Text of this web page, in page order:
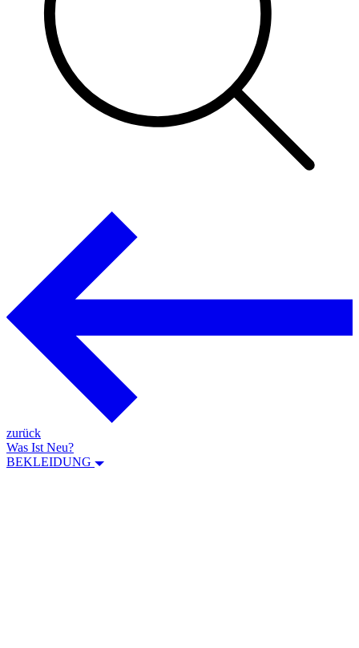
zurück
Was Ist Neu?
BEKLEIDUNG